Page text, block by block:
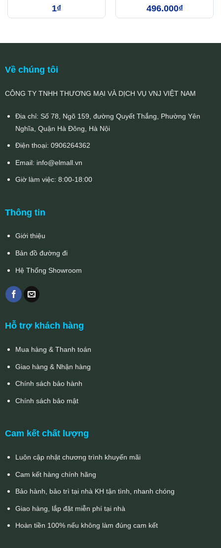
Duhal
1₫ 496.000₫
Về chúng tôi
CÔNG TY TNHH THƯƠNG MẠI VÀ DỊCH VỤ VNJ VIỆT NAM
Địa chỉ: Số 78, Ngõ 159, đường Quyết Thắng, Phường Yên
Nghĩa, Quận Hà Đông, Hà Nội
Điện thoại: 0906264362
Email: info@elmall.vn
Giờ làm việc: 8:00-18:00
Thông tin
Giới thiệu
Bản đồ đường đi
Hệ Thống Showroom
Hỗ trợ khách hàng
Mua hàng & Thanh toán
Giao hàng & Nhận hàng
Chính sách bảo hành
Chính sách bảo mật
Cam kết chất lượng
Luôn cập nhật chương trình khuyến mãi
Cam kết hàng chính hãng
Bảo hành, bảo trì tại nhà KH tận tình, nhanh chóng
Giao hàng, lắp đặt miễn phí tại nhà
Hoàn tiền 100% nếu không làm đúng cam kết